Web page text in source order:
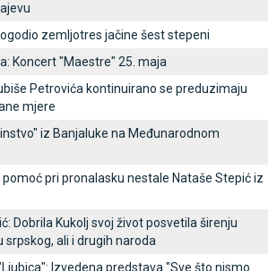
zemljotres jačine šest stepeni
Koncert "Maestre" 25. maja
Petrovića kontinuirano se preduzimaju
mjere
iz Banjaluke na Međunarodnom
pomoć pri pronalasku nestale Nataše Stepić iz
Dobrila Kukolj svoj život posvetila širenju
srpskog, ali i drugih naroda
Izvedena predstava "Sve što nismo